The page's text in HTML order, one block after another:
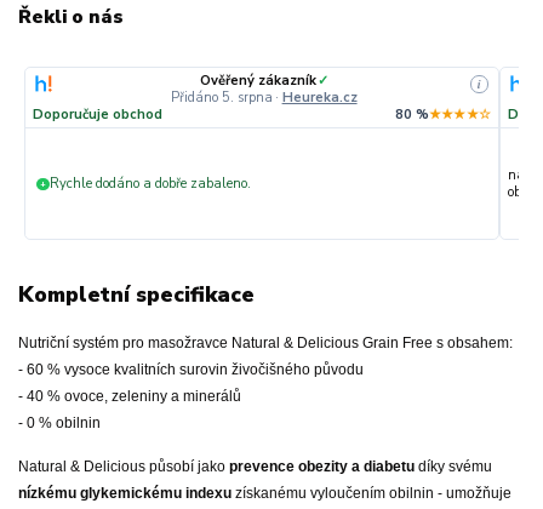
Řekli o nás
Ověřený zákazník✓
Přidáno 5. srpna · Heureka.cz
i
Doporučuje obchod 80 %★★★★☆
+ Rychle dodáno a dobře zabaleno.
Kompletní specifikace
Nutriční systém pro masožravce Natural & Delicious Grain Free s obsahem:
- 60 % vysoce kvalitních surovin živočišného původu
- 40 % ovoce, zeleniny a minerálů
- 0 % obilnin
Natural & Delicious působí jako prevence obezity a diabetu díky svému
nízkému glykemickému indexu získanému vyloučením obilnin - umožňuje